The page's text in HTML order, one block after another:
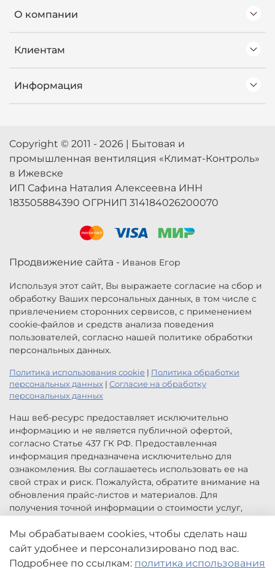
О компании
Клиентам
Информация
Copyright © 2011 - 2026 | Бытовая и
промышленная вентиляция «Климат-Контроль»
в Ижевске
ИП Сафина Наталия Алексеевна ИНН
183505884390 ОГРНИП 314184026200070
Продвижение сайта - Иванов Егор
Используя этот сайт, Вы выражаете согласие на сбор и
обработку Ваших персональных данных, в том числе с
привлечением сторонних сервисов, с применением
cookie-файлов и средств анализа поведения
пользователей, согласно нашей политике обработки
персональных данных.
Политика использования cookie | Политика обработки
персональных данных | Согласие на обработку
персональных данных
Наш веб-ресурс предоставляет исключительно
информацию и не является публичной офертой,
согласно Статье 437 ГК РФ. Предоставленная
информация предназначена исключительно для
ознакомления. Вы соглашаетесь использовать ее на
свой страх и риск. Пожалуйста, обратите внимание на
обновления прайс-листов и материалов. Для
получения точной информации о стоимости услуг,
заказа услуг заполните форму обратной связи.
Цены, указанные на сайте приведены как справочная
информация и не являются публичной офертой. Могут
Мы обрабатываем cookies, чтобы сделать наш
сайт удобнее и персонализировано под вас.
Подробнее по ссылкам: политика использования